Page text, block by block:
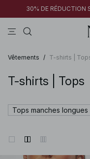
30% DE RÉDUCTION
Vêtements / T-shirts |
T-shirts | Tops
Tops manches longues